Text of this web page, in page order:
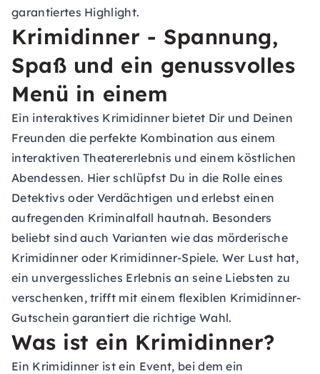
garantiertes Highlight.
Krimidinner - Spannung,
Spaß und ein genussvolles
Menü in einem
Ein interaktives Krimidinner bietet Dir und Deinen
Freunden die perfekte Kombination aus einem
interaktiven Theatererlebnis und einem köstlichen
Abendessen. Hier schlüpfst Du in die Rolle eines
Detektivs oder Verdächtigen und erlebst einen
aufregenden Kriminalfall hautnah. Besonders
beliebt sind auch Varianten wie das mörderische
Krimidinner oder Krimidinner-Spiele. Wer Lust hat,
ein unvergessliches Erlebnis an seine Liebsten zu
verschenken, trifft mit einem flexiblen Krimidinner-
Gutschein garantiert die richtige Wahl.
Was ist ein Krimidinner?
Ein Krimidinner ist ein Event, bei dem ein